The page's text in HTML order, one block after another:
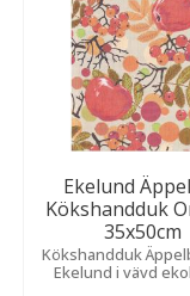
Ekelund
Kökshandduk
35x50cm
Kökshandduk
Ekelund i vävd